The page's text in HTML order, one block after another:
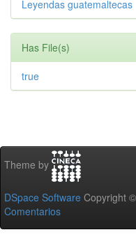
Leyendas guatemaltecas
Has File(s)
true
Theme by
DSpace Software Copyright
Comentarios